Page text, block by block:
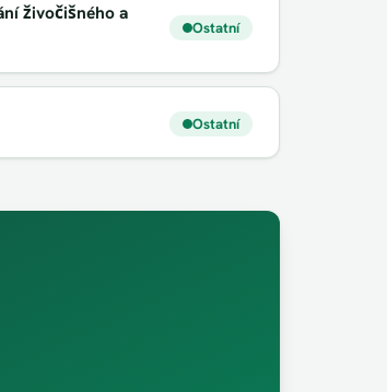
živočišného a
Ostatní
Ostatní